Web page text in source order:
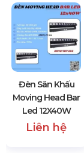
Đèn Sân Khấu
Moving Head Bar
Led 12X40W
Liên hệ